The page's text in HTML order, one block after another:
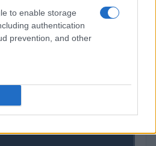
to enable storage
authentication
prevention, and other
$0.0085